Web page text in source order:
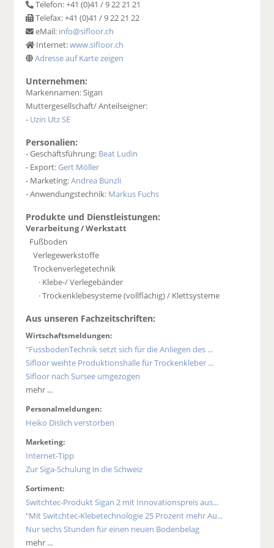
Telefon: +41 (0)41 / 9 22 21 21
Telefax: +41 (0)41 / 9 22 21 22
eMail: info@sifloor.ch
Internet:www.sifloor.ch
Adresse auf Karte zeigen
Unternehmen:
Markennamen: Sigan
Muttergesellschaft/ Anteilseigner:
- Uzin Utz SE
Personalien:
- Geschäftsführung: Beat Ludin
- Export:Gert Möller
- Marketing:Andrea Bünzli
- Anwendungstechnik: Markus Fuchs
Produkte und Dienstleistungen:
Verarbeitung / Werkstatt
Fußboden
Verlegewerkstoffe
Trockenverlegetechnik
· Klebe-/ Verlegebänder
· Trockenklebesysteme (vollflächig) / Klettsysteme
Aus unseren Fachzeitschriften:
Wirtschaftsmeldungen:
"FussbodenTechnik setzt sich für die Anliegen des ...
Sifloor weihte Produktionshalle für Trockenkleber ...
Sifloor nach Sursee umgezogen
mehr ...
Personalmeldungen:
Heiko Dislich verstorben
Marketing:
Internet-Tipp
Zur Siga-Schulung in die Schweiz
Sortiment:
Switchtec-Produkt Sigan 2 mit Innovationspreis aus...
"Mit Switchtec-Klebetechnologie 25 Prozent mehr Au...
Nur sechs Stunden für einen neuen Bodenbelag
mehr ...